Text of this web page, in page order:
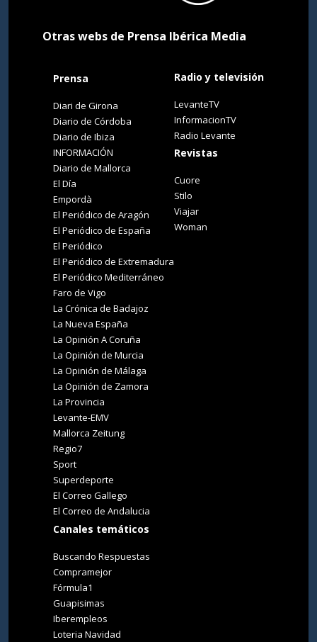
Otras webs de Prensa Ibérica Media
Prensa
Diari de Girona
Diario de Córdoba
Diario de Ibiza
INFORMACIÓN
Diario de Mallorca
El Día
Empordà
El Periódico de Aragón
El Periódico de España
El Periódico
El Periódico de Extremadura
El Periódico Mediterráneo
Faro de Vigo
La Crónica de Badajoz
La Nueva España
La Opinión A Coruña
La Opinión de Murcia
La Opinión de Málaga
La Opinión de Zamora
La Provincia
Levante-EMV
Mallorca Zeitung
Regio7
Sport
Superdeporte
El Correo Gallego
El Correo de Andalucia
Canales temáticos
Buscando Respuestas
Compramejor
Fórmula1
Guapisimas
Iberempleos
Loteria Navidad
Radio y televisión
LevanteTV
InformacionTV
Radio Levante
Revistas
Cuore
Stilo
Viajar
Woman